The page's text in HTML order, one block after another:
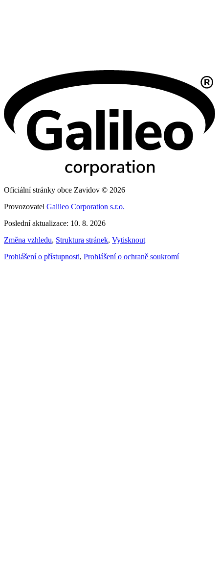
Oficiální stránky obce Zavidov © 2026
Provozovatel Galileo Corporation s.r.o.
Poslední aktualizace: 10. 8. 2026
Změna vzhledu, Struktura stránek, Vytisknout
Prohlášení o přístupnosti, Prohlášení o ochraně soukromí